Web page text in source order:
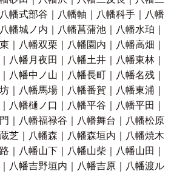
幡式部谷｜八幡軸｜八幡科手｜八幡
幡城ノ内｜八幡菖蒲池｜八幡水珀｜
｜八幡双栗｜八幡園内｜八幡高畑｜
八幡月夜田｜八幡土井｜八幡東林｜
八幡中ノ山｜八幡長町｜八幡名残｜
｜八幡馬場｜八幡番賀｜八幡東浦｜
八幡樋ノ口｜八幡平谷｜八幡平田｜
｜八幡福禄谷｜八幡舞台｜八幡松原
芝｜八幡森｜八幡森垣内｜八幡焼木
｜八幡山下｜八幡山柴｜八幡山田｜
八幡吉野垣内｜八幡吉原｜八幡渡ル